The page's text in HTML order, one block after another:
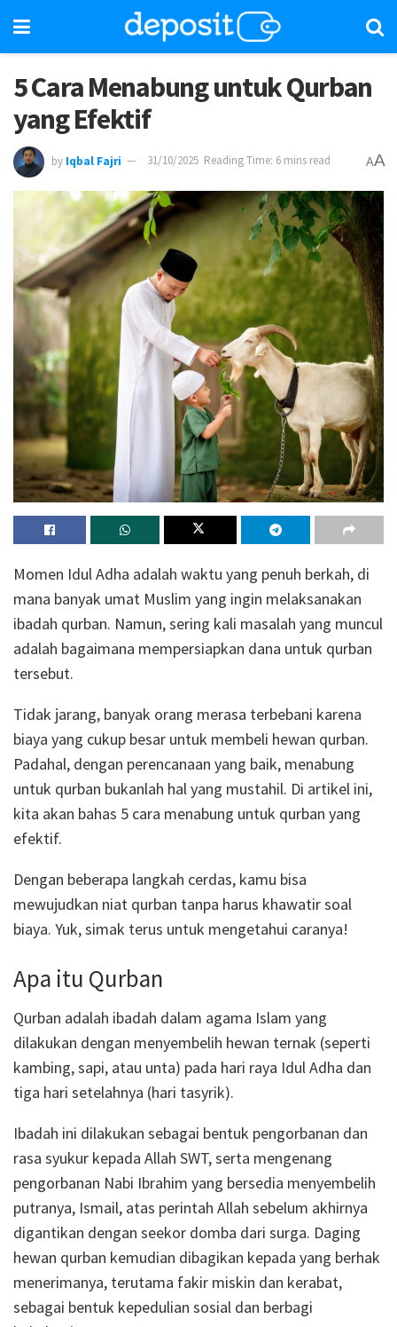
5 Cara Menabung untuk Qurban
yang Efektif
by Iqbal Fajri 31/10/2025 Reading Time: 6 mins read AA
Momen Idul Adha adalah waktu yang penuh berkah, di
mana banyak umat Muslim yang ingin melaksanakan
ibadah qurban. Namun, sering kali masalah yang muncul
adalah bagaimana mempersiapkan dana untuk qurban
tersebut.
Tidak jarang, banyak orang merasa terbebani karena
biaya yang cukup besar untuk membeli hewan qurban.
Padahal, dengan perencanaan yang baik, menabung
untuk qurban bukanlah hal yang mustahil. Di artikel ini,
kita akan bahas 5 cara menabung untuk qurban yang
efektif.
Dengan beberapa langkah cerdas, kamu bisa
mewujudkan niat qurban tanpa harus khawatir soal
biaya. Yuk, simak terus untuk mengetahui caranya!
Apa itu Qurban
Qurban adalah ibadah dalam agama Islam yang
dilakukan dengan menyembelih hewan ternak (seperti
kambing, sapi, atau unta) pada hari raya Idul Adha dan
tiga hari setelahnya (hari tasyrik).
Ibadah ini dilakukan sebagai bentuk pengorbanan dan
rasa syukur kepada Allah SWT, serta mengenang
pengorbanan Nabi Ibrahim yang bersedia menyembelih
putranya, Ismail, atas perintah Allah sebelum akhirnya
digantikan dengan seekor domba dari surga. Daging
hewan qurban kemudian dibagikan kepada yang berhak
menerimanya, terutama fakir miskin dan kerabat,
sebagai bentuk kepedulian sosial dan berbagi